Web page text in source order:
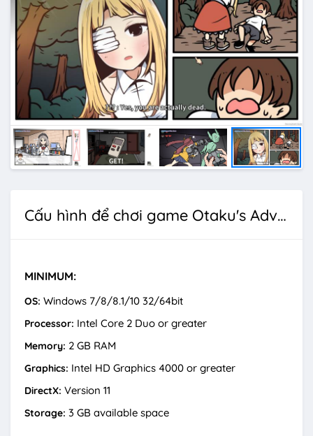
Cấu hình để chơi game Otaku's Adventure
MINIMUM:
OS: Windows 7/8/8.1/10 32/64bit
Processor: Intel Core 2 Duo or greater
Memory: 2 GB RAM
Graphics: Intel HD Graphics 4000 or greater
DirectX: Version 11
Storage: 3 GB available space